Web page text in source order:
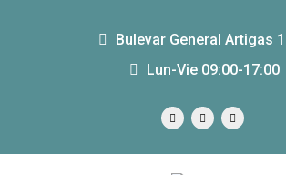
Bulevar General Artigas
Lun-Vie 09:00-17:00